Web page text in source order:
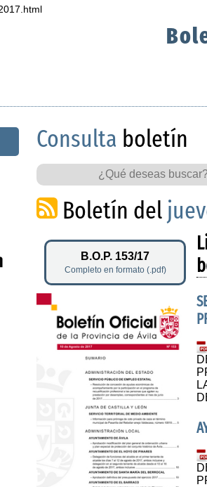
Consulta boletín
Boletín del
B.O.P. 153/17
Completo en formato (.pdf)